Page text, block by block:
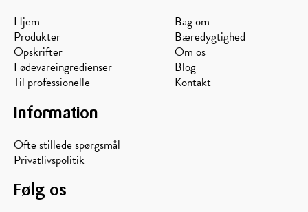
Hjem
Produkter
Opskrifter
Fødevareingredienser
Til professionelle
Bag om
Bæredygtighed
Om os
Blog
Kontakt
Information
Ofte stillede spørgsmål
Privatlivspolitik
Følg os